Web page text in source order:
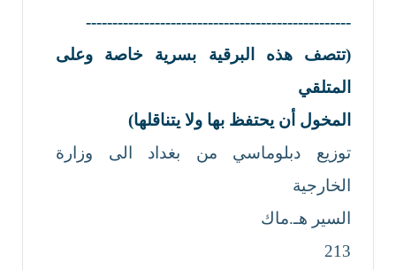
--------------------------------------------------
(تتصف هذه البرقية بسرية خاصة وعلى
المتلقي
المخول أن يحتفظ بها ولا يتناقلها)
توزيع دبلوماسي من بغداد الى وزارة
الخارجية
السير هـ.ماك
213